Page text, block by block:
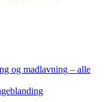
og madlavning – alle